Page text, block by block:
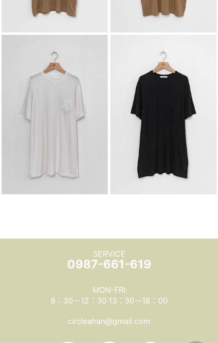
SERVICE
0987-661-619
MON-FRI
9：30－12：30‧13：30－18：00
circleahan@gmail.com